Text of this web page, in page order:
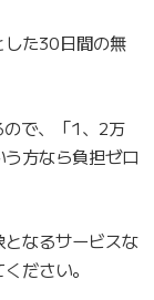
した30日間の無
で、「1、2万
方なら負担ゼロ
なるサービスな
ださい。